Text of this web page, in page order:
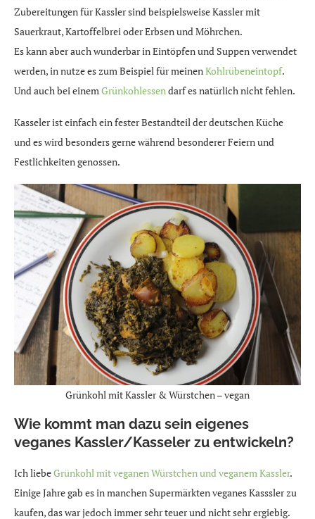
Zubereitungen für Kassler sind beispielsweise Kassler mit
Sauerkraut, Kartoffelbrei oder Erbsen und Möhrchen.
Es kann aber auch wunderbar in Eintöpfen und Suppen verwendet
werden, in nutze es zum Beispiel für meinenKohlrübeneintopf.
Und auch bei einem Grünkohlessen darf es natürlich nicht fehlen.
Kasseler ist einfach ein fester Bestandteil der deutschen Küche
und es wird besonders gerne während besonderer Feiern und
Festlichkeiten genossen.
Grünkohl mit Kassler & Würstchen – vegan
Wie kommt man dazu sein eigenes
veganes Kassler/Kasseler zu entwickeln?
Ich liebeGrünkohl mit veganen Würstchen und veganem Kassler.
Einige Jahre gab es in manchen Supermärkten veganes Kasssler zu
kaufen, das war jedoch immer sehr teuer und nicht sehr ergiebig.